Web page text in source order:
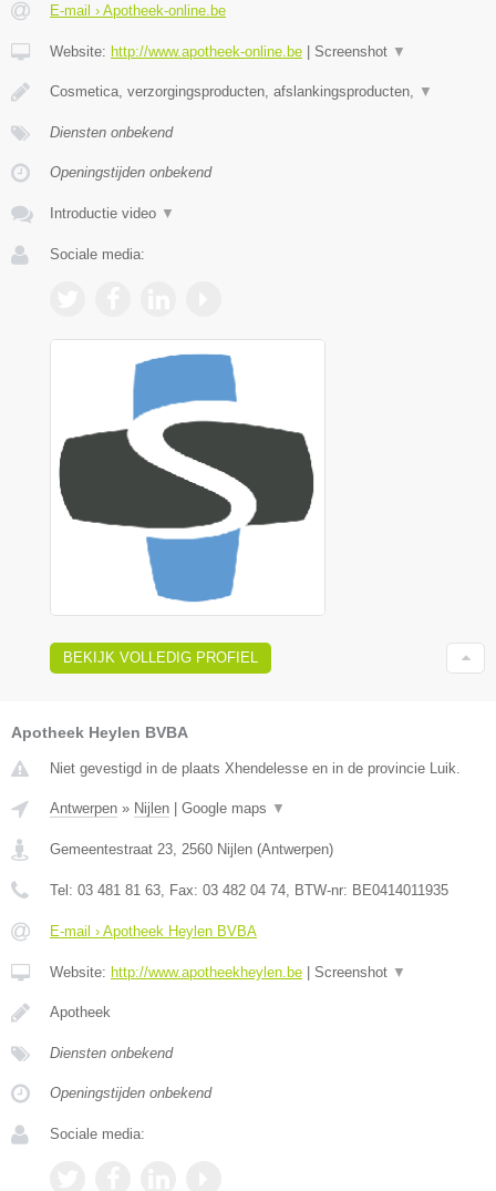
E-mail › Apotheek-online.be
Website: http://www.apotheek-online.be | Screenshot ▼
Cosmetica, verzorgingsproducten, afslankingsproducten, ▼
Diensten onbekend
Openingstijden onbekend
Introductie video ▼
Sociale media:
BEKIJK VOLLEDIG PROFIEL
Apotheek Heylen BVBA
Niet gevestigd in de plaats Xhendelesse en in de provincie Luik.
Antwerpen » Nijlen | Google maps ▼
Gemeentestraat 23 2560 Nijlen (Antwerpen)
Tel: 03 481 81 63 , Fax: 03 482 04 74 , BTW-nr: BE0414011935
E-mail › Apotheek Heylen BVBA
Website: http://www.apotheekheylen.be | Screenshot ▼
Apotheek
Diensten onbekend
Openingstijden onbekend
Sociale media: